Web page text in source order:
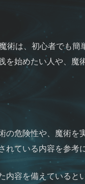
は、初心者でも簡
始めたい人や、魔
危険性や、魔術を
ている内容を参考
容を備えていると